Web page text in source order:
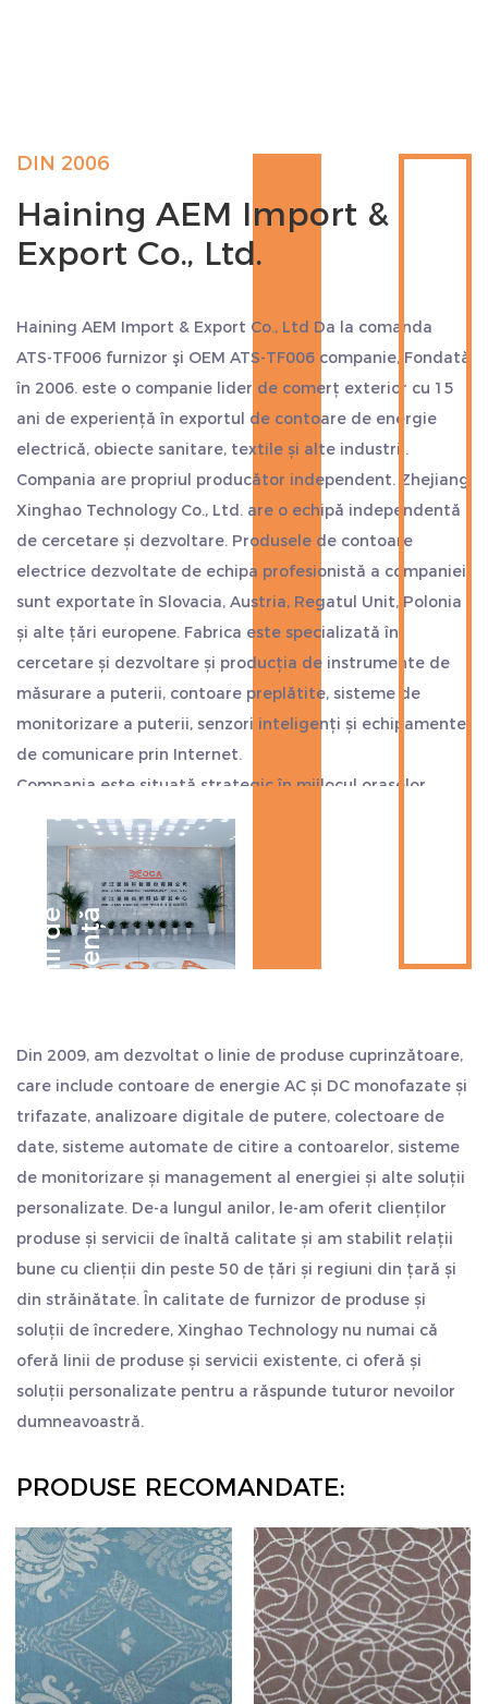
DIN 2006
Haining AEM Import &
Export Co., Ltd.
Haining AEM Import & Export Co., Ltd Da la comanda
ATS-TF006 furnizor şi OEM ATS-TF006 companie, Fondată
în 2006. este o companie lider de comerț exterior cu 15
ani de experiență în exportul de contoare de energie
electrică, obiecte sanitare, textile și alte industrii.
Compania are propriul producător independent. Zhejiang
Xinghao Technology Co., Ltd. are o echipă independentă
de cercetare și dezvoltare. Produsele de contoare
electrice dezvoltate de echipa profesionistă a companiei
sunt exportate în Slovacia, Austria, Regatul Unit, Polonia
și alte țări europene. Fabrica este specializată în
cercetare și dezvoltare și producția de instrumente de
măsurare a puterii, contoare preplătite, sisteme de
monitorizare a puterii, senzori inteligenți și echipamente
de comunicare prin Internet.
Compania este situată strategic în mijlocul orașelor
Hangzhou, Ningbo și Shanghai, aproape de portul de
transport maritim. Exportul este convenabil, economisind
mai mult timp și costuri. Considerăm calitatea ca viața
noastră și aderăm întotdeauna la stilul de lucru de
„sinceritate și pragmatism, persistență, lucru în echipă și
auto-depășire”. Salutăm cu sinceritate clienții din țară și
D
e
c
e
n
i
i
d
e
e
x
p
e
r
i
e
n
ță
Din 2009, am dezvoltat o linie de produse cuprinzătoare,
care include contoare de energie AC și DC monofazate și
trifazate, analizoare digitale de putere, colectoare de
date, sisteme automate de citire a contoarelor, sisteme
de monitorizare și management al energiei și alte soluții
personalizate. De-a lungul anilor, le-am oferit clienților
produse și servicii de înaltă calitate și am stabilit relații
bune cu clienții din peste 50 de țări și regiuni din țară și
din străinătate. În calitate de furnizor de produse și
soluții de încredere, Xinghao Technology nu numai că
oferă linii de produse și servicii existente, ci oferă și
soluții personalizate pentru a răspunde tuturor nevoilor
dumneavoastră.
PRODUSE RECOMANDATE: